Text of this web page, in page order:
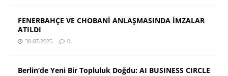
FENERBAHÇE VE CHOBANİ ANLAŞMASINDA İMZALAR
ATILDI
30.07.2025 0
Berlin’de Yeni Bir Topluluk Doğdu: AI BUSINESS CIRCLE